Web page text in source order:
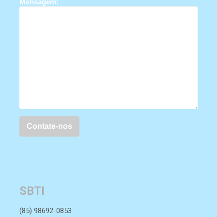
Mensagem:
SBTI
(85) 98692-0853